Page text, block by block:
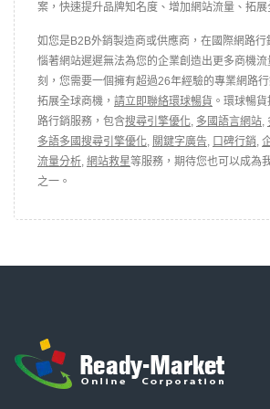
案，快速提升品牌知名度、增加網站流量、拓展
如您是B2B外銷製造商或供應商，在國際網路行
惱著網站遲遲無法為您的企業創造出更多商機
刻，您需要一個擁有超過26年經驗的專業網路
拓展全球商機， 請立即聯絡環球暢貨 。環球暢
路行銷服務，包含搜尋引擎優化, 多國語言網站,
多語多國搜尋引擎優化, 關鍵字廣告, 口碑行銷,
流量分析, 網站救星等服務，期待您也可以成為
之一。